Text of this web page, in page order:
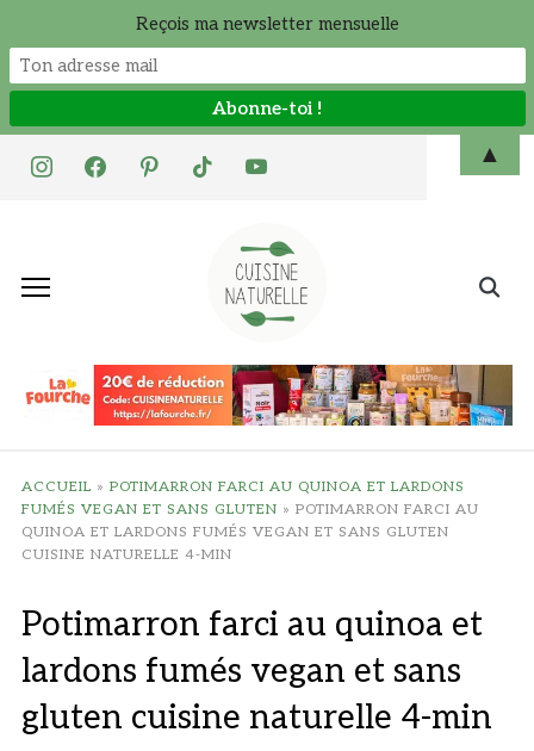
instagramfacebookpinteresttiktok youtube
Search
ACCUEIL » POTIMARRON FARCI AU QUINOA ET LARDONS
FUMÉS VEGAN ET SANS GLUTEN » POTIMARRON FARCI AU
QUINOA ET LARDONS FUMÉS VEGAN ET SANS GLUTEN
CUISINE NATURELLE 4-MIN
Potimarron farci au quinoa et
lardons fumés vegan et sans
gluten cuisine naturelle 4-min
Reçois ma newsletter mensuelle
▲